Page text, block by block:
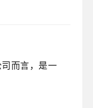
而言，是一